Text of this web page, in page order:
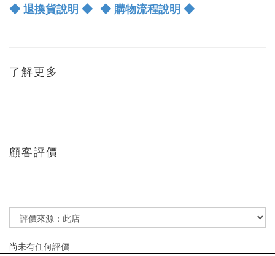
◆ 退換貨說明 ◆ ◆ 購物流程說明 ◆
了解更多
顧客評價
尚未有任何評價